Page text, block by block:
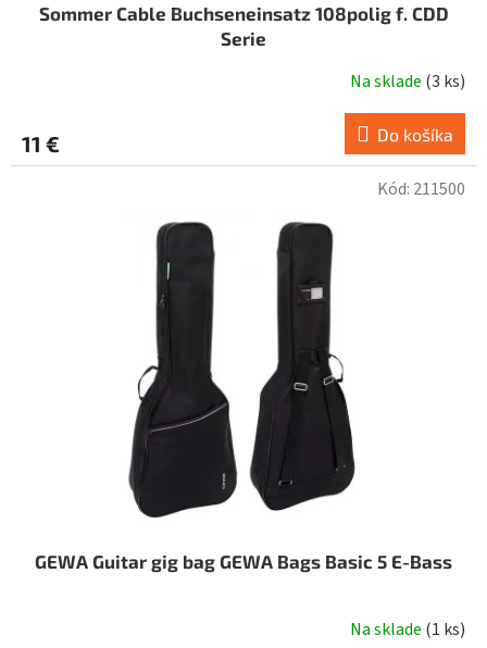
Sommer Cable Buchseneinsatz 108polig f. CDD
Serie
Na sklade (3 ks)
11 € Do košíka
GEWA Guitar gig bag GEWA Bags Basic 5 E-Bass
Na sklade (1 ks)
Kód: 211500